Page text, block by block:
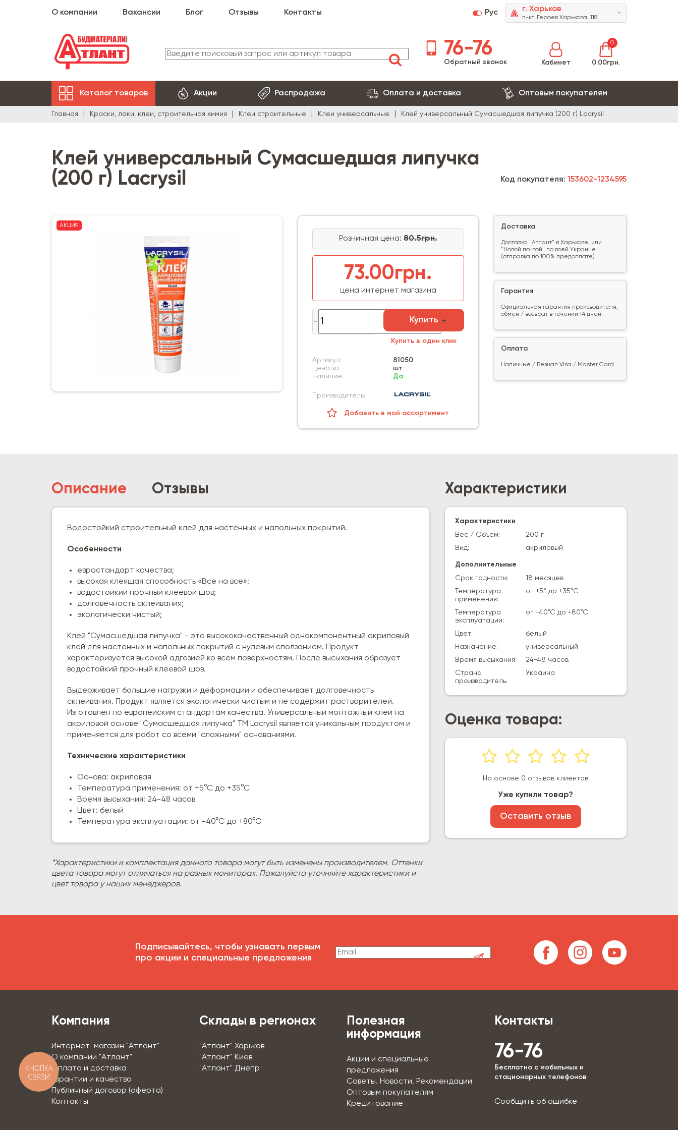
О компании Вакансии Блог Отзывы Контакты Рус г. Харьков
п-кт. Героев Харькова, 118
76-76
Обратный звонок Кабинет
0
0.00грн.
Каталог товаров Акции Распродажа Оплата и доставка Оптовым покупателям
Главная Краски, лаки, клеи, строительная химия Клеи строительные Клеи универсальные Клей универсальный Сумасшедшая липучка (200 г) Lacrysil
Клей универсальный Сумасшедшая липучка
(200 г) Lacrysil
АКЦИЯ
Розничная цена: 80.5грн.
73.00грн.
цена интернет магазина
Купить
Купить в один клик
Артикул:
81050
Цена за
шт
Наличие:
Да
Производитель:
Добавить в мой ассортимент
Код покупателя: 153602-1234595
Доставка
Доставка "Атлант" в Харькове, или
"Новой почтой" по всей Украине
(отправка по 100% предоплате).
Гарантия
Официальная гарантия производителя,
обмен / возврат в течении 14 дней.
Оплата
Наличные / Безнал Visa / Master Card
Описание Отзывы
Водостойкий строительный клей для настенных и напольных покрытий.
Особенности
евростандарт качества;
высокая клеящая способность «Все на все»;
водостойкий прочный клеевой шов;
долговечность склеивания;
экологически чистый;
Клей "Сумасшедшая липучка" - это высококачественный однокомпонентный акриловый
клей для настенных и напольных покрытий с нулевым сползанием. Продукт
характеризуется высокой адгезией ко всем поверхностям. После выcыхания образует
водостойкий прочный клеевой шов.
Выдерживает большие нагрузки и деформации и обеспечивает долговечность
склеивания. Продукт является экологически чистым и не содержит растворителей.
Изготовлен по европейским стандартам качества. Универсальный монтажный клей на
акриловой основе "Сумасшедшая липучка" ТМ Lacrysil является уникальным продуктом и
применяется для работ со всеми "сложными" основаниями.
Технические характеристики
Основа: акриловая
Температура применения: от +5°С до +35°С
Время высыхания: 24-48 часов
Цвет: белый
Температура эксплуатации: от -40°С до +80°С
*Характеристики и комплектация данного товара могут быть изменены производителем. Оттенки
цвета товара могут отличаться на разных мониторах. Пожалуйста уточняйте характеристики и
цвет товара у наших менеджеров.
Характеристики
Характеристики
Вес / Объем:
200 г
Вид:
акриловый
Дополнительные
Срок годности:
18 месяцев
Температура
применения:
от +5° до +35°С
Температура
эксплуатации:
от -40°С до +80°С
Цвет:
белый
Назначение:
универсальный
Время высыхания:
24-48 часов
Страна
производитель:
Украина
Оценка товара:
На основе 0 отзывов клиентов
Уже купили товар?
Оставить отзыв
Подписывайтесь, чтобы узнавать первым
про акции и специальные предложения
Компания
Интернет-магазин "Атлант"
О компании "Атлант"
Оплата и доставка
Гарантии и качество
Публичный договор (оферта)
Контакты
Склады в регионах
"Атлант" Харьков
"Атлант" Киев
"Атлант" Днепр
Полезная
информация
Акции и специальные
предложения
Советы. Новости. Рекомендации
Оптовым покупателям
Кредитование
Контакты
76-76
Бесплатно с мобильных и
стационарных телефонов
Сообщить об ошибке
КНОПКА
СВЯЗИ